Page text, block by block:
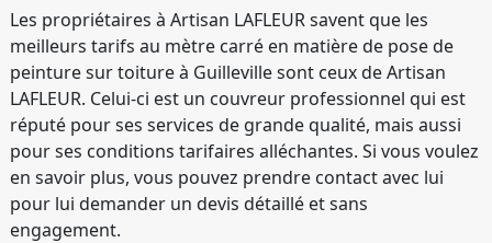
Les propriétaires à Artisan LAFLEUR savent que les
meilleurs tarifs au mètre carré en matière de pose de
peinture sur toiture à Guilleville sont ceux de Artisan
LAFLEUR. Celui-ci est un couvreur professionnel qui est
réputé pour ses services de grande qualité, mais aussi
pour ses conditions tarifaires alléchantes. Si vous voulez
en savoir plus, vous pouvez prendre contact avec lui
pour lui demander un devis détaillé et sans
engagement.